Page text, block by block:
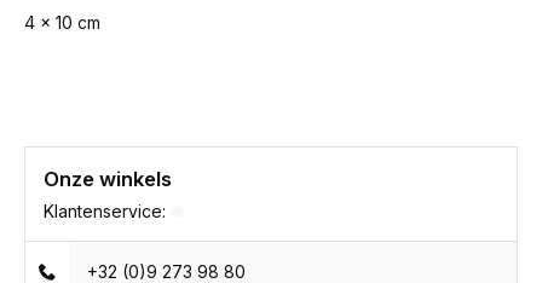
4 x 10 cm
Onze winkels
Klantenservice:
+32 (0)9 273 98 80